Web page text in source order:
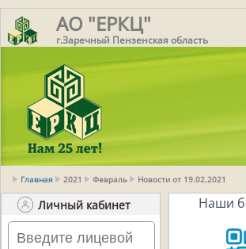
АО "ЕРКЦ"
г.Заречный Пензенская область
Главная 2021 Февраль Новости от 19.02.2021
Личный кабинет Наши